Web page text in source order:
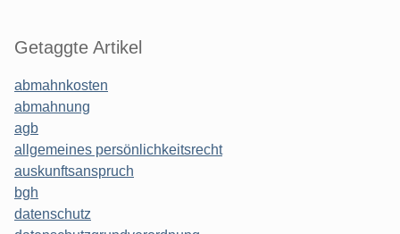
Getaggte Artikel
abmahnkosten
abmahnung
agb
allgemeines persönlichkeitsrecht
auskunftsanspruch
bgh
datenschutz